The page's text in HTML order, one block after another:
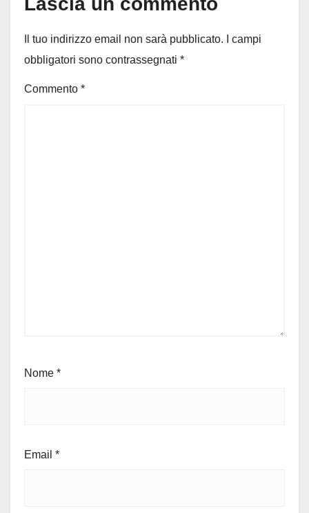
Il tuo indirizzo email non sarà pubblicato.
I campi
obbligatori sono contrassegnati *
Commento *
Nome *
Email *